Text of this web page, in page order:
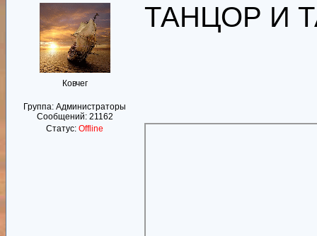
Ковчег
Группа: Администраторы
Сообщений: 21162
Статус: Offline
ТАНЦОР И